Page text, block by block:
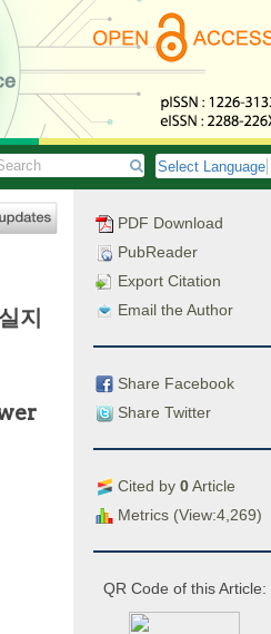
Select Language
PDF Download
PubReader
Export Citation
Email the Author
Share Facebook
Share Twitter
Cited by 0Article
Metrics (View:4,269)
QR Code of this Article:
지